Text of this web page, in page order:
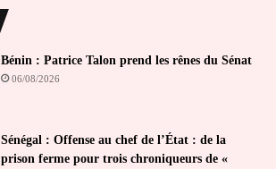
Bénin : Patrice Talon prend les rênes du Sénat
06/08/2026
Sénégal : Offense au chef de l’État : de la
prison ferme pour trois chroniqueurs de «